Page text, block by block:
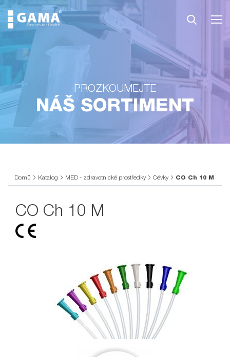
PROZKOUMEJTE
NÁŠ SORTIMENT
Domů Katalog MED - zdravotnické prostředky Cévky CO Ch 10 M
CO Ch 10 M